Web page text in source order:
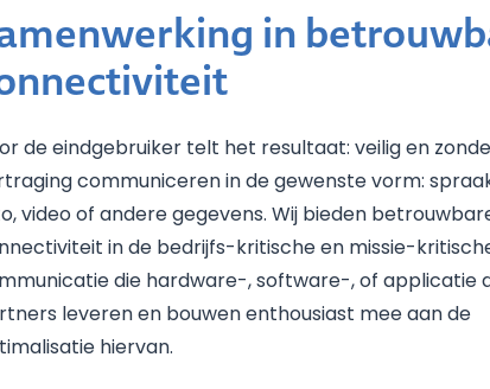
in
de eindgebruiker telt het resultaat: veilig en
communiceren in de gewenste vorm:
video of andere gegevens. Wij bieden
in de bedrijfs-kritische en missie-
die hardware-, software-, of applicatie
leveren en bouwen enthousiast mee aan de
hiervan.